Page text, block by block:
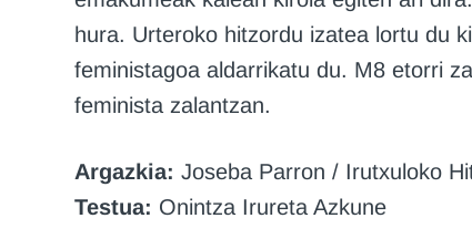
hura. Urteroko hitzordu izatea lortu du
feministagoa aldarrikatu du. M8 etorri
feminista zalantzan.
Argazkia: Joseba Parron / Irutxuloko
Testua: Onintza Irureta Azkune